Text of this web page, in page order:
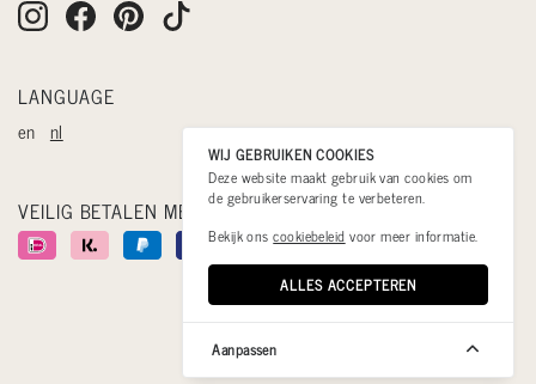
LANGUAGE
en nl
VEILIG BETALEN MET
WIJ GEBRUIKEN COOKIES
Deze website maakt gebruik van cookies om
de gebruikerservaring te verbeteren.
Bekijk onscookiebeleid voor meer informatie.
ALLES ACCEPTEREN
Aanpassen